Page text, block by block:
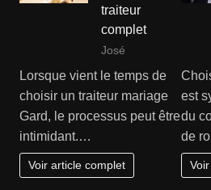
traiteur
complet
José
Lorsque vient le temps de
choisir un traiteur mariage
Gard, le processus peut être
intimidant.…
Voir article complet
est
du
de